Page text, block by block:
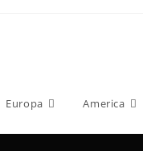
Europa America